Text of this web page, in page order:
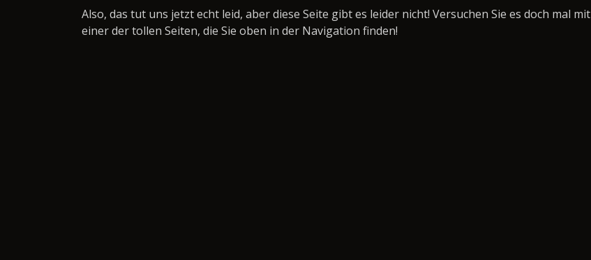
Also, das tut uns jetzt echt leid, aber diese Seite gibt es leider nicht! Versuchen Sie es doch mal mit
einer der tollen Seiten, die Sie oben in der Navigation finden!